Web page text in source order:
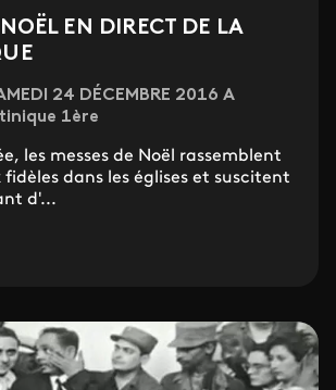
NOËL EN DIRECT DE LA
24 DÉCEMBRE 2016 A
1ère
les messes de Noël rassemblent
dans les églises et suscitent
d'...